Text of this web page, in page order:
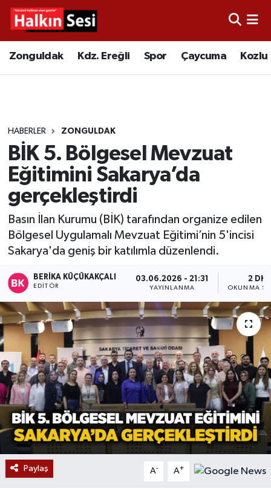
Zonguldak Kdz. Ereğli Spor Çaycuma Kozlu
HABERLER ZONGULDAK
BİK 5. Bölgesel Mevzuat
Eğitimini Sakarya’da
gerçekleştirdi
Basın İlan Kurumu (BİK) tarafından organize edilen
Bölgesel Uygulamalı Mevzuat Eğitimi’nin 5'incisi
Sakarya'da geniş bir katılımla düzenlendi.
BERIKA KÜÇÜKAKÇALI
EDITÖR
03.06.2026 - 21:31
YAYINLANMA
2 DK
OKUNMA
Paylaş A- A+
Video
Çaycuma
Alaplı
Asayiş
Bartın
Bolu
ÇEVRE
BİLİM VE TEKNOLOJİ
DUNYA
Düzce
Eğitim
Merkez Hava Durumu
Tüm Manşetler
Son Dakika Haberleri
Haber Arşivi